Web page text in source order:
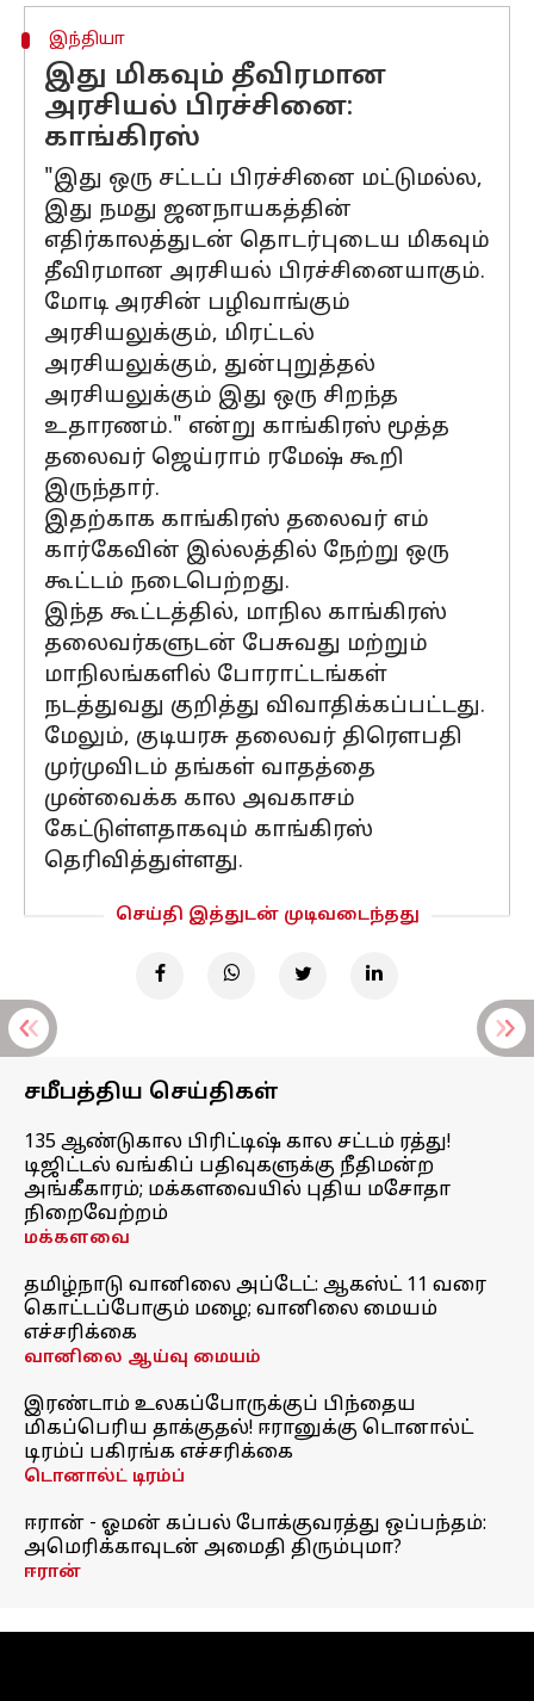
இந்தியா
இது மிகவும் தீவிரமான
அரசியல் பிரச்சினை:
காங்கிரஸ்
"இது ஒரு சட்டப் பிரச்சினை மட்டுமல்ல,
இது நமது ஜனநாயகத்தின்
எதிர்காலத்துடன் தொடர்புடைய மிகவும்
தீவிரமான அரசியல் பிரச்சினையாகும்.
மோடி அரசின் பழிவாங்கும்
அரசியலுக்கும், மிரட்டல்
அரசியலுக்கும், துன்புறுத்தல்
அரசியலுக்கும் இது ஒரு சிறந்த
உதாரணம்." என்று காங்கிரஸ் மூத்த
தலைவர் ஜெய்ராம் ரமேஷ் கூறி
இருந்தார்.
இதற்காக காங்கிரஸ் தலைவர் எம்
கார்கேவின் இல்லத்தில் நேற்று ஒரு
கூட்டம் நடைபெற்றது.
இந்த கூட்டத்தில், மாநில காங்கிரஸ்
தலைவர்களுடன் பேசுவது மற்றும்
மாநிலங்களில் போராட்டங்கள்
நடத்துவது குறித்து விவாதிக்கப்பட்டது.
மேலும், குடியரசு தலைவர் திரௌபதி
முர்முவிடம் தங்கள் வாதத்தை
முன்வைக்க கால அவகாசம்
கேட்டுள்ளதாகவும் காங்கிரஸ்
தெரிவித்துள்ளது.
செய்தி இத்துடன் முடிவடைந்தது
சமீபத்திய செய்திகள்
135 ஆண்டுகால பிரிட்டிஷ் கால சட்டம் ரத்து!
டிஜிட்டல் வங்கிப் பதிவுகளுக்கு நீதிமன்ற
அங்கீகாரம்; மக்களவையில் புதிய மசோதா
நிறைவேற்றம்
மக்களவை
தமிழ்நாடு வானிலை அப்டேட்: ஆகஸ்ட் 11 வரை
கொட்டப்போகும் மழை; வானிலை மையம்
எச்சரிக்கை
வானிலை ஆய்வு மையம்
இரண்டாம் உலகப்போருக்குப் பிந்தைய
மிகப்பெரிய தாக்குதல்! ஈரானுக்கு டொனால்ட்
டிரம்ப் பகிரங்க எச்சரிக்கை
டொனால்ட் டிரம்ப்
ஈரான் - ஓமன் கப்பல் போக்குவரத்து ஒப்பந்தம்:
அமெரிக்காவுடன் அமைதி திரும்புமா?
ஈரான்